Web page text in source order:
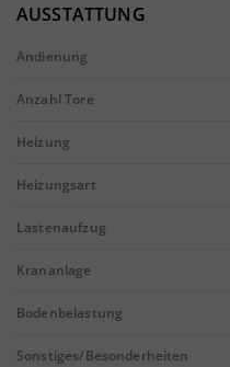
AUSSTATTUNG
Andienung
Anzahl Tore
Heizung
Heizungsart
Lastenaufzug
Krananlage
Bodenbelastung
Sonstiges/Besonderheiten